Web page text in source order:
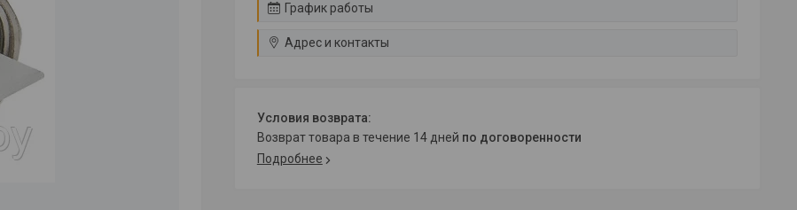
График работы
Адрес и контакты
возврат товара в течение 14 дней по договоренности
Подробнее